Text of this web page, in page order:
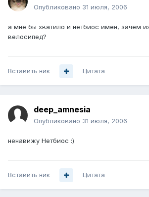
Опубликовано 31 июля, 2006
а мне бы хватило и нетбиос имен, зачем
велосипед?
Вставить ник Цитата
deep_amnesia
Опубликовано 31 июля, 2006
ненавижу Нетбиос :)
Вставить ник Цитата